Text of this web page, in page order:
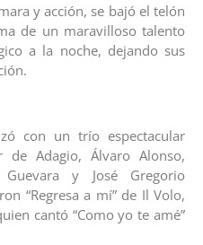
y acción, se bajó el telón
de un maravilloso talento
a la noche, dejando sus
con un trío espectacular
Adagio, Álvaro Alonso,
y José Gregorio
“Regresa a mí” de Il Volo,
cantó “Como yo te amé”